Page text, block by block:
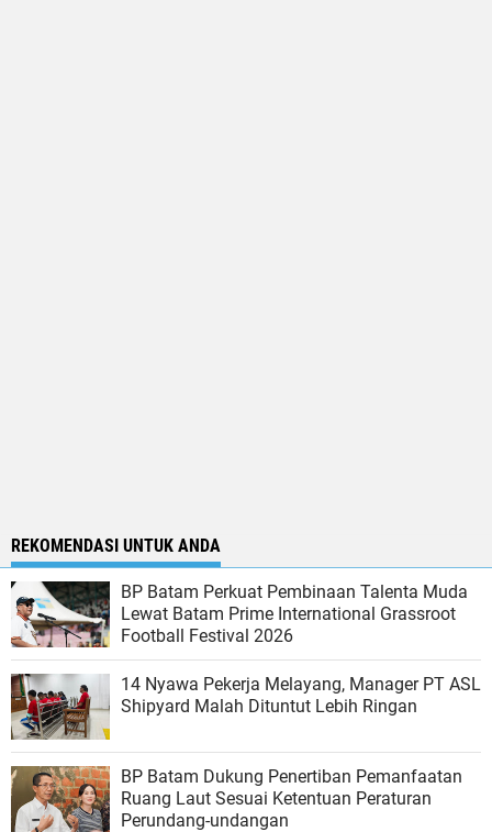
REKOMENDASI UNTUK ANDA
BP Batam Perkuat Pembinaan Talenta Muda
Lewat Batam Prime International Grassroot
Football Festival 2026
14 Nyawa Pekerja Melayang, Manager PT ASL
Shipyard Malah Dituntut Lebih Ringan
BP Batam Dukung Penertiban Pemanfaatan
Ruang Laut Sesuai Ketentuan Peraturan
Perundang-undangan